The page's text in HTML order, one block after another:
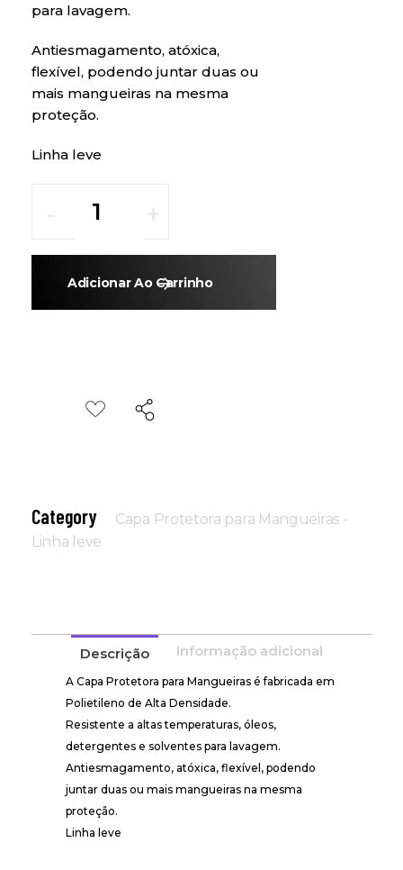
para lavagem.
Antiesmagamento, atóxica,
flexível, podendo juntar duas ou
mais mangueiras na mesma
proteção.
Linha leve
Adicionar Ao Carrinho
Category
Capa Protetora para Mangueiras -
Linha leve
Descrição Informação adicional
A Capa Protetora para Mangueiras é fabricada em
Polietileno de Alta Densidade.
Resistente a altas temperaturas, óleos,
detergentes e solventes para lavagem.
Antiesmagamento, atóxica, flexível, podendo
juntar duas ou mais mangueiras na mesma
proteção.
Linha leve